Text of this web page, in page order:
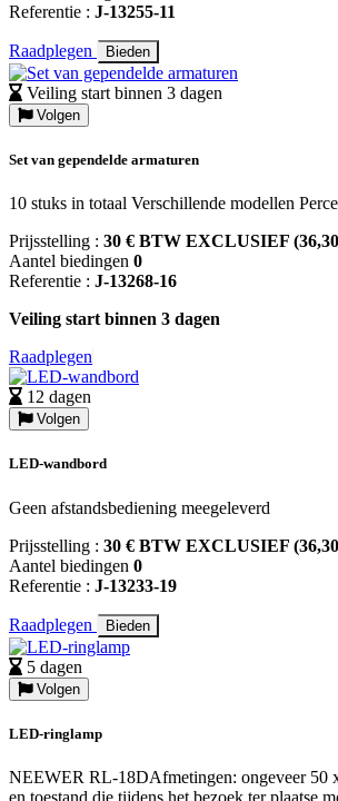
Referentie : J-13255-11
Raadplegen Bieden
Veiling start binnen 3 dagen
Volgen
Set van gependelde armaturen
10 stuks in totaal Verschillende modellen
Prijsstelling : 30 € BTW EXCLUSIEF
Aantel biedingen 0
Referentie : J-13268-16
Veiling start binnen 3 dagen
Raadplegen
12 dagen
Volgen
LED-wandbord
Geen afstandsbediening meegeleverd
Prijsstelling : 30 € BTW EXCLUSIEF
Aantel biedingen 0
Referentie : J-13233-19
Raadplegen Bieden
5 dagen
Volgen
LED-ringlamp
NEEWER RL-18DAfmetingen: ongeveer 50
en toestand die tijdens het bezoek ter plaatse